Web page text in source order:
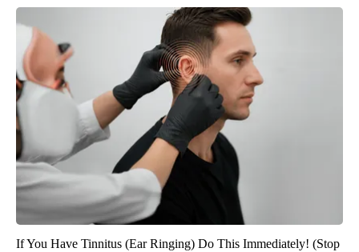
If You Have Tinnitus (Ear Ringing) Do This Immediately! (Stop